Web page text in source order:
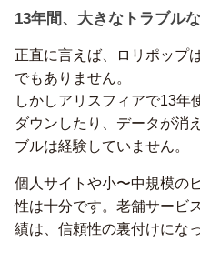
13年間、大きなトラブル
正直に言えば、ロリポップ
でもありません。
しかしアリスフィアで13年
ダウンしたり、データが消
ブルは経験していません。
個人サイトや小〜中規模の
性は十分です。老舗サービ
績は、信頼性の裏付けにな